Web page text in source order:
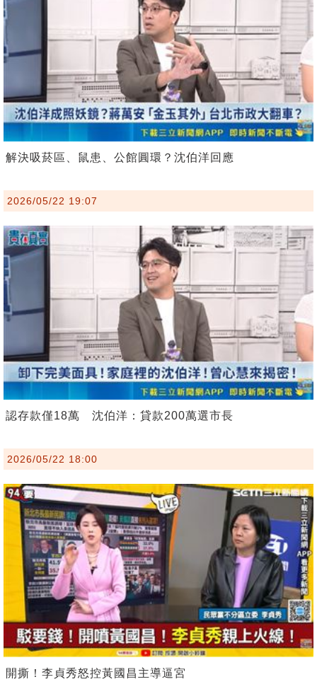
解決吸菸區、鼠患、公館圓環？沈伯洋回應
2026/05/22 19:07
認存款僅18萬 沈伯洋：貸款200萬選市長
2026/05/22 18:00
開撕！李貞秀怒控黃國昌主導逼宮